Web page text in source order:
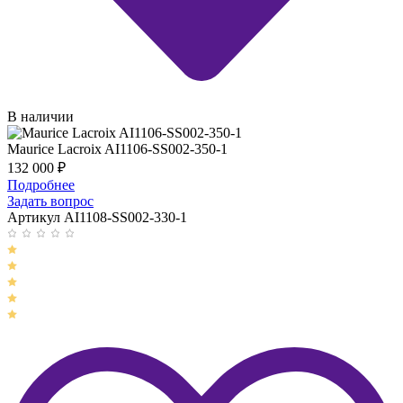
В наличии
Maurice Lacroix AI1106-SS002-350-1
132 000 ₽
Подробнее
Задать вопрос
Артикул AI1108-SS002-330-1